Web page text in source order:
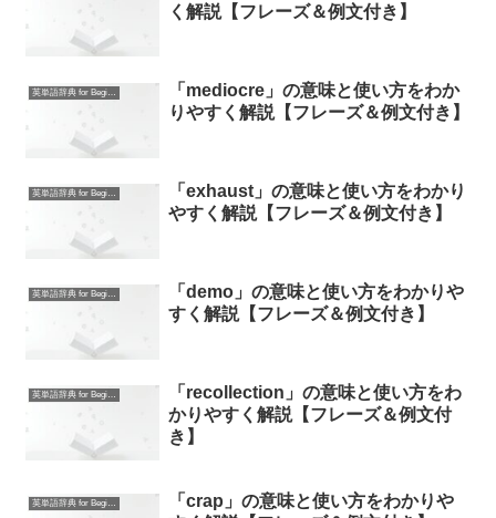
く解説【フレーズ＆例文付き】
英単語辞典 for Beginners
「mediocre」の意味と使い方をわか
りやすく解説【フレーズ＆例文付き】
英単語辞典 for Beginners
「exhaust」の意味と使い方をわかり
やすく解説【フレーズ＆例文付き】
英単語辞典 for Beginners
「demo」の意味と使い方をわかりや
すく解説【フレーズ＆例文付き】
英単語辞典 for Beginners
「recollection」の意味と使い方をわ
かりやすく解説【フレーズ＆例文付
き】
英単語辞典 for Beginners
「crap」の意味と使い方をわかりや